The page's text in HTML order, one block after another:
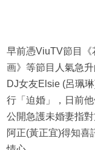
早前憑ViuTV節目
画》等節目人氣急
DJ女友Elsie (呂珮
行「迫婚」，日前
公開急護未婚妻指
阿正(黃正宜)得知喜